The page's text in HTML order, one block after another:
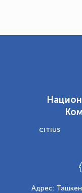
CITIUS
Адрес: